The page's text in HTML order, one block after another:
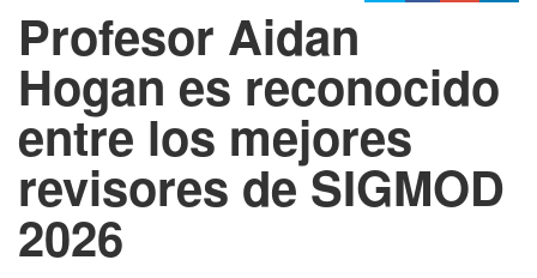
Profesor Aidan
Hogan es reconocido
entre los mejores
revisores de SIGMOD
2026